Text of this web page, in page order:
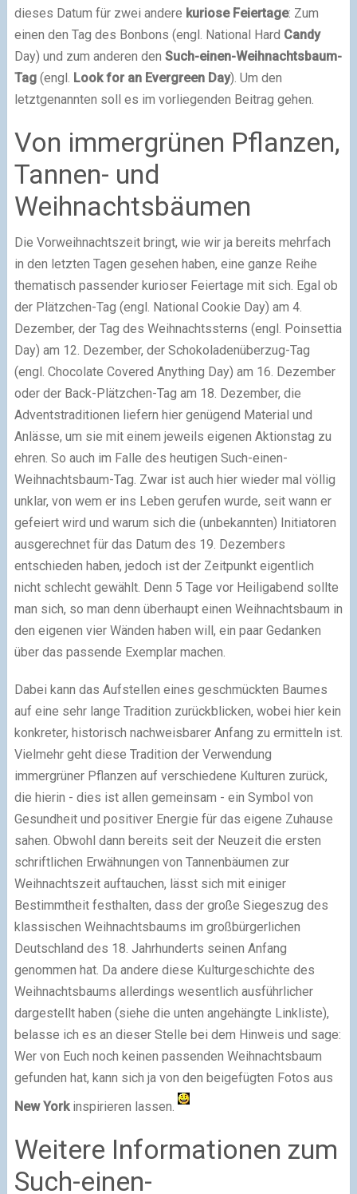
dieses Datum für zwei andere kuriose Feiertage: Zum
einen den Tag des Bonbons (engl. National Hard Candy
Day) und zum anderen den Such-einen-Weihnachtsbaum-
Tag(engl. Look for an Evergreen Day). Um den
letztgenannten soll es im vorliegenden Beitrag gehen.
Von immergrünen Pflanzen,
Tannen- und
Weihnachtsbäumen
Die Vorweihnachtszeit bringt, wie wir ja bereits mehrfach
in den letzten Tagen gesehen haben, eine ganze Reihe
thematisch passender kurioser Feiertage mit sich. Egal ob
der Plätzchen-Tag (engl. National Cookie Day) am 4.
Dezember, der Tag des Weihnachtssterns (engl. Poinsettia
Day) am 12. Dezember, der Schokoladenüberzug-Tag
(engl. Chocolate Covered Anything Day) am 16. Dezember
oder der Back-Plätzchen-Tag am 18. Dezember, die
Adventstraditionen liefern hier genügend Material und
Anlässe, um sie mit einem jeweils eigenen Aktionstag zu
ehren. So auch im Falle des heutigen Such-einen-
Weihnachtsbaum-Tag. Zwar ist auch hier wieder mal völlig
unklar, von wem er ins Leben gerufen wurde, seit wann er
gefeiert wird und warum sich die (unbekannten) Initiatoren
ausgerechnet für das Datum des 19. Dezembers
entschieden haben, jedoch ist der Zeitpunkt eigentlich
nicht schlecht gewählt. Denn 5 Tage vor Heiligabend sollte
man sich, so man denn überhaupt einen Weihnachtsbaum in
den eigenen vier Wänden haben will, ein paar Gedanken
über das passende Exemplar machen.
Dabei kann das Aufstellen eines geschmückten Baumes
auf eine sehr lange Tradition zurückblicken, wobei hier kein
konkreter, historisch nachweisbarer Anfang zu ermitteln ist.
Vielmehr geht diese Tradition der Verwendung
immergrüner Pflanzen auf verschiedene Kulturen zurück,
die hierin - dies ist allen gemeinsam - ein Symbol von
Gesundheit und positiver Energie für das eigene Zuhause
sahen. Obwohl dann bereits seit der Neuzeit die ersten
schriftlichen Erwähnungen von Tannenbäumen zur
Weihnachtszeit auftauchen, lässt sich mit einiger
Bestimmtheit festhalten, dass der große Siegeszug des
klassischen Weihnachtsbaums im großbürgerlichen
Deutschland des 18. Jahrhunderts seinen Anfang
genommen hat. Da andere diese Kulturgeschichte des
Weihnachtsbaums allerdings wesentlich ausführlicher
dargestellt haben (siehe die unten angehängte Linkliste),
belasse ich es an dieser Stelle bei dem Hinweis und sage:
Wer von Euch noch keinen passenden Weihnachtsbaum
gefunden hat, kann sich ja von den beigefügten Fotos aus
New Yorkinspirieren lassen.
Weitere Informationen zum
Such-einen-